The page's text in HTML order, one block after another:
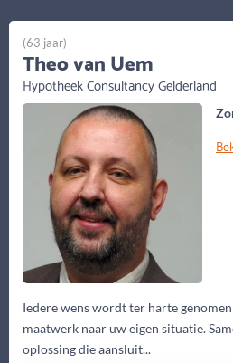
Iedere wens wordt ter harte
maatwerk naar uw eigen situatie.
oplossing die aansluit...
(63 jaar)
Theo van Uem
Hypotheek Consultancy Gelderland